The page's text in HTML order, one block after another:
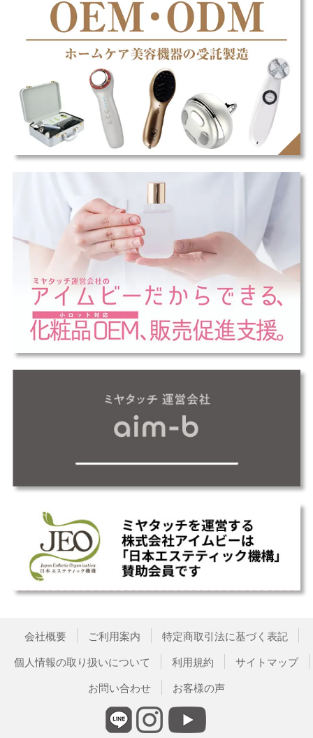
会社概要 ご利用案内
特定商取引法に基づく表記
個人情報の取り扱いについて
利用規約
サイトマップ
お問い合わせ
お客様の声